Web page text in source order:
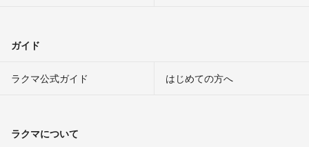
ガイド
ラクマ公式ガイド はじめての方へ
ラクマについて